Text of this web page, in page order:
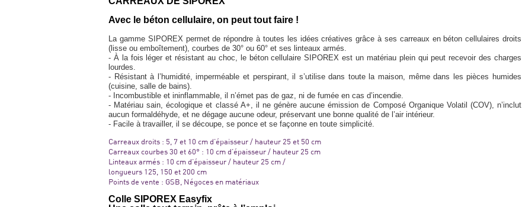
Avec le béton cellulaire, on peut tout faire !
La gamme SIPOREX permet de répondre à toutes les idées créatives grâce à ses carreaux en béton cellulaires droits
(lisse ou emboîtement), courbes de 30° ou 60° et ses linteaux armés.
- À la fois léger et résistant au choc, le béton cellulaire SIPOREX est un matériau plein qui peut recevoir des charges
lourdes.
- Résistant à l’humidité, imperméable et perspirant, il s’utilise dans toute la maison, même dans les pièces humides
(cuisine, salle de bains).
- Incombustible et ininflammable, il n’émet pas de gaz, ni de fumée en cas d’incendie.
- Matériau sain, écologique et classé A+, il ne génère aucune émission de Composé Organique Volatil (COV), n’inclut
aucun formaldéhyde, et ne dégage aucune odeur, préservant une bonne qualité de l’air intérieur.
- Facile à travailler, il se découpe, se ponce et se façonne en toute simplicité.
Carreaux droits : 5, 7 et 10 cm d’épaisseur / hauteur 25 et 50 cm
Carreaux courbes 30 et 60° : 10 cm d’épaisseur / hauteur 25 cm
Linteaux armés : 10 cm d’épaisseur / hauteur 25 cm /
longueurs 125, 150 et 200 cm
Points de vente : GSB, Négoces en matériaux
Colle SIPOREX Easyfix